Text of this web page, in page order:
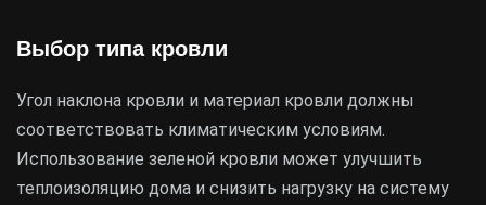
Выбор типа кровли
Угол наклона кровли и материал кровли должны
соответствовать климатическим условиям.
Использование зеленой кровли может улучшить
теплоизоляцию дома и снизить нагрузку на систему